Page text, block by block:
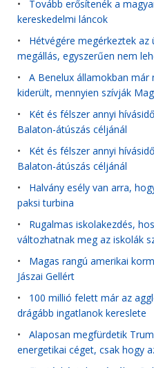
• Tovább erősítenék a
kereskedelmi láncok
• Hétvégére megérkeztek az
megállás, egyszerűen nem
• A Benelux államokban már
kiderült, mennyien szívják
• Két és félszer annyi
Balaton-átúszás céljánál
• Két és félszer annyi
Balaton-átúszás céljánál
• Halvány esély van arra,
paksi turbina
• Rugalmas iskolakezdés,
változhatnak meg az iskolák
• Magas rangú amerikai
Jászai Gellért
• 100 millió felett már az
drágább ingatlanok kereslete
• Alaposan megfürdetik
energetikai céget, csak hogy